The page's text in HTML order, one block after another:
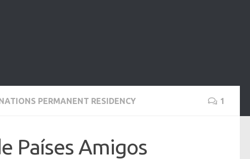
PERMANENT RESIDENCY 1
Países Amigos